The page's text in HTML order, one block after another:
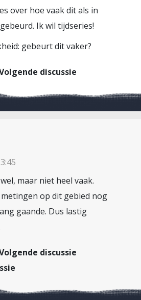
over hoe vaak dit als in
Ik wil tijdseries!
gebeurt dit vaker?
discussie
maar niet heel vaak.
op dit gebied nog
gaande. Dus lastig
discussie